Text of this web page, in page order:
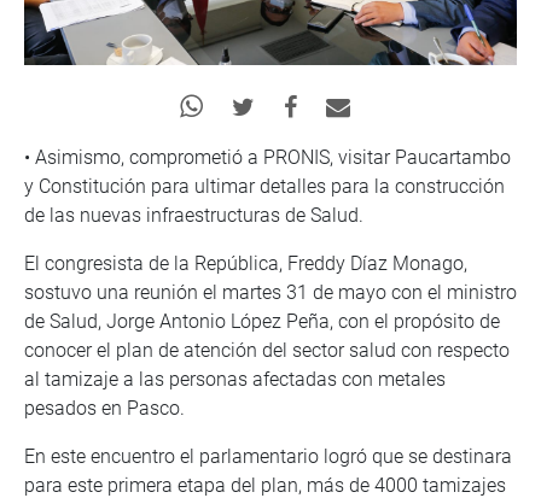
• Asimismo, comprometió a PRONIS, visitar Paucartambo
y Constitución para ultimar detalles para la construcción
de las nuevas infraestructuras de Salud.
El congresista de la República, Freddy Díaz Monago,
sostuvo una reunión el martes 31 de mayo con el ministro
de Salud, Jorge Antonio López Peña, con el propósito de
conocer el plan de atención del sector salud con respecto
al tamizaje a las personas afectadas con metales
pesados en Pasco.
En este encuentro el parlamentario logró que se destinara
para este primera etapa del plan, más de 4000 tamizajes